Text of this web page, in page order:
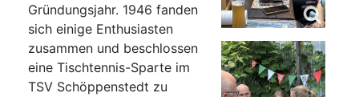
Gründungsjahr. 1946 fanden
sich einige Enthusiasten
zusammen und beschlossen
eine Tischtennis-Sparte im
TSV Schöppenstedt zu